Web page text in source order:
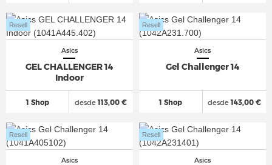
Asics
GEL CHALLENGER 14
Indoor
1 Shop
Resell
desde113,00 €
Asics
Gel Challenger 14
1 Shop
Resell
desde143,00 €
Asics
Resell
Asics
Resell